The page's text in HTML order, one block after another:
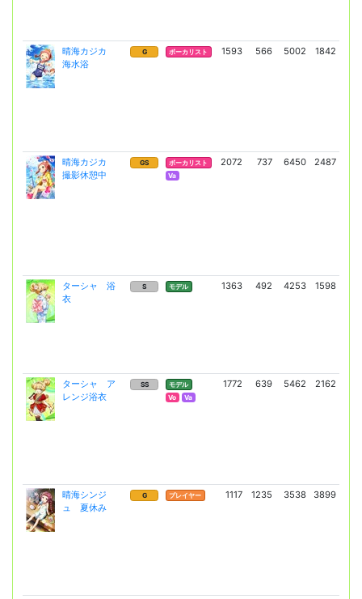
晴海カジカ
海水浴
G ボーカリスト 1593 566 5002 1842
晴海カジカ
撮影休憩中
GS
ボーカリスト
Va
2072 737 6450 2487
ターシャ 浴
衣
S モデル 1363 492 4253 1598
ターシャ ア
レンジ浴衣
SS
モデル
Vo
Va
1772 639 5462 2162
晴海シンジ
ュ 夏休み
G プレイヤー 1117 1235 3538 3899